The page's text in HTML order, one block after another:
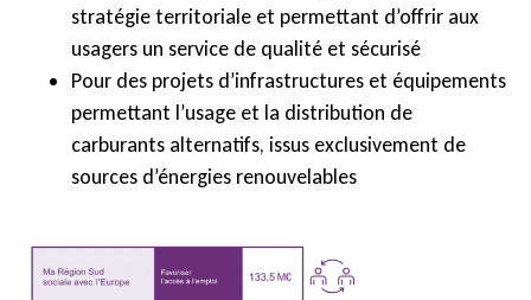
stratégie territoriale et permettant d’offrir aux
usagers un service de qualité et sécurisé
Pour des projets d’infrastructures et équipements
permettant l’usage et la distribution de
carburants alternatifs, issus exclusivement de
sources d’énergies renouvelables